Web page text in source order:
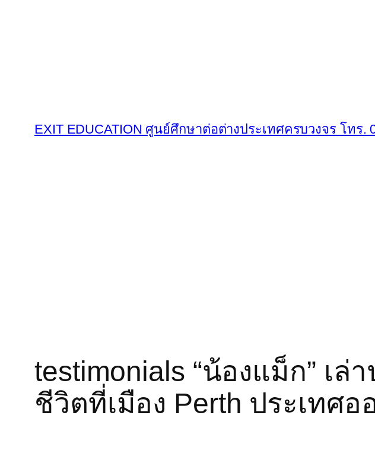
EXIT EDUCATION ศูนย์ศึกษาต่อต่างประเทศครบวงจร โทร.
testimonials “น้องแม็ก” เ
ชีวิตที่เมือง Perth ประเทศอ